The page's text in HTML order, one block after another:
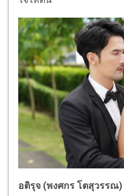
อติรุจ (พงศกร โตสุวรรณ)